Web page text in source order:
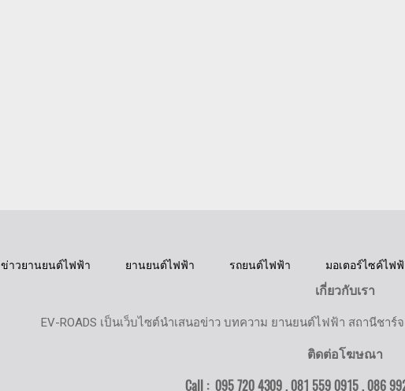
ข่าวยานยนต์ไฟฟ้า ยานยนต์ไฟฟ้า รถยนต์ไฟฟ้า มอเตอร์ไซค์ไฟ
เกี่ยวกับเรา
EV-ROADS เป็นเว็บไซต์นำเสนอข่าว บทความ ยานยนต์ไฟฟ้า สถานีชา
ติดต่อโฆษณา
Call : 095 720 4309 , 081 559 0915 , 086